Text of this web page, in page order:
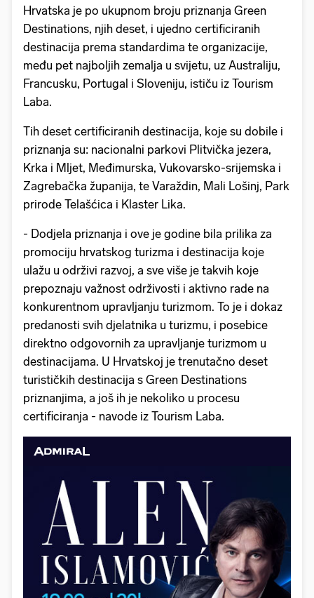
Hrvatska je po ukupnom broju priznanja Green
Destinations, njih deset, i ujedno certificiranih
destinacija prema standardima te organizacije,
među pet najboljih zemalja u svijetu, uz Australiju,
Francusku, Portugal i Sloveniju, ističu iz Tourism
Laba.
Tih deset certificiranih destinacija, koje su dobile i
priznanja su: nacionalni parkovi Plitvička jezera,
Krka i Mljet, Međimurska, Vukovarsko-srijemska i
Zagrebačka županija, te Varaždin, Mali Lošinj, Park
prirode Telašćica i Klaster Lika.
- Dodjela priznanja i ove je godine bila prilika za
promociju hrvatskog turizma i destinacija koje
ulažu u održivi razvoj, a sve više je takvih koje
prepoznaju‬‭ važnost‬‭ održivosti‬‭ i aktivno‬‭ rade‬‭ na‬‭
konkurentnom upravljanju turizmom. To je i dokaz
predanosti svih djelatnika u turizmu, i posebice
direktno odgovornih za upravljanje turizmom u
destinacijama. U Hrvatskoj je trenutačno deset
turističkih destinacija s Green Destinations
priznanjima, a još ih je nekoliko u procesu
certificiranja - navode iz Tourism Laba.